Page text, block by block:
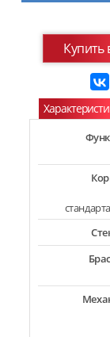
Купить